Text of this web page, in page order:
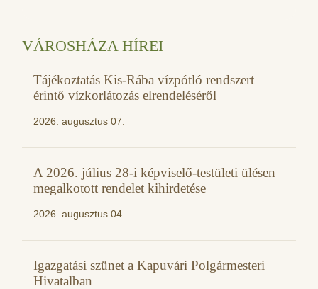
VÁROSHÁZA HÍREI
Tájékoztatás Kis-Rába vízpótló rendszert
érintő vízkorlátozás elrendeléséről
2026. augusztus 07.
A 2026. július 28-i képviselő-testületi ülésen
megalkotott rendelet kihirdetése
2026. augusztus 04.
Igazgatási szünet a Kapuvári Polgármesteri
Hivatalban